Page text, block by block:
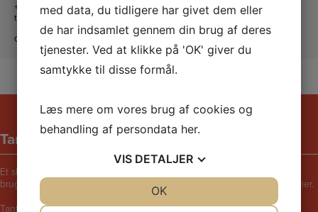
+45 20 16 24 11
tanteandante@kfum-kfuk.dk
CVR: 30771397
Tante Andantes hus
Et skægt og rart sted for børn i følge med voksne. Bliv udfordret til at
bruge fantasien, lege, synge, danse, male, opfinde eller fortælle historier.
Tante Andantes Hus i Lemvig drives af KFUM og KFUK i Lemvig.
med data, du tidligere har givet dem eller
de har indsamlet gennem din brug af deres
tjenester. Ved at klikke på 'OK' giver du
samtykke til disse formål.
Læs mere om vores brug af cookies og
behandling af persondata her.
VIS DETALJER
OK